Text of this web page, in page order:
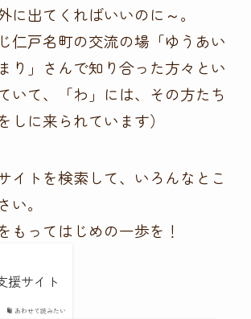
出てくればいいのに～。
仁戸名町の交流の場「ゆうあい
」さんで知り合った方々とい
いて、「わ」には、その方たち
しに来られています）
イトを検索して、いろんなとこ
い。
もってはじめの一歩を！
あわせて読みたい
援サイト